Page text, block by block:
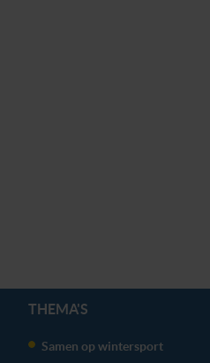
THEMA'S
Samen op wintersport